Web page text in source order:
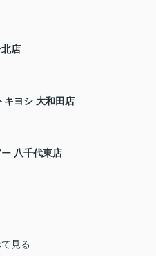
店
キヨシ 大和田店
八千代東店
見る